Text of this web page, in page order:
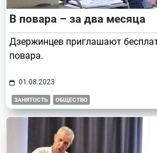
В повара – за два месяца
Дзержинцев приглашают
повара.
01.08.2023
ЗАНЯТОСТЬ ОБЩЕСТВО